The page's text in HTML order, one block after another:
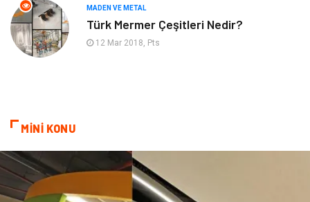
Aksesuar
Nakliyat
Kiralama Servisleri Markalar
MADEN VE METAL
Türk Mermer Çeşitleri Nedir?
12 Mar 2018, Pts
MİNİ KONU